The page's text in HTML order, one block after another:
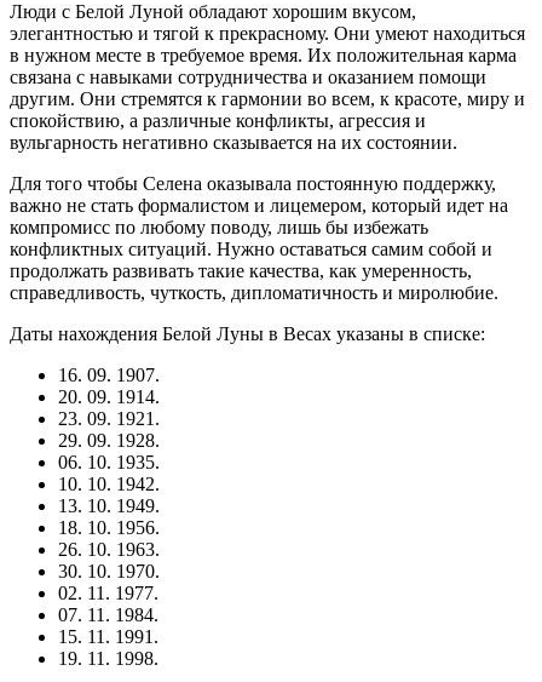
Люди с Белой Луной обладают хорошим вкусом,
элегантностью и тягой к прекрасному. Они умеют находиться
в нужном месте в требуемое время. Их положительная карма
связана с навыками сотрудничества и оказанием помощи
другим. Они стремятся к гармонии во всем, к красоте, миру и
спокойствию, а различные конфликты, агрессия и
вульгарность негативно сказывается на их состоянии.
Для того чтобы Селена оказывала постоянную поддержку,
важно не стать формалистом и лицемером, который идет на
компромисс по любому поводу, лишь бы избежать
конфликтных ситуаций. Нужно оставаться самим собой и
продолжать развивать такие качества, как умеренность,
справедливость, чуткость, дипломатичность и миролюбие.
Даты нахождения Белой Луны в Весах указаны в списке:
16. 09. 1907.
20. 09. 1914.
23. 09. 1921.
29. 09. 1928.
06. 10. 1935.
10. 10. 1942.
13. 10. 1949.
18. 10. 1956.
26. 10. 1963.
30. 10. 1970.
02. 11. 1977.
07. 11. 1984.
15. 11. 1991.
19. 11. 1998.